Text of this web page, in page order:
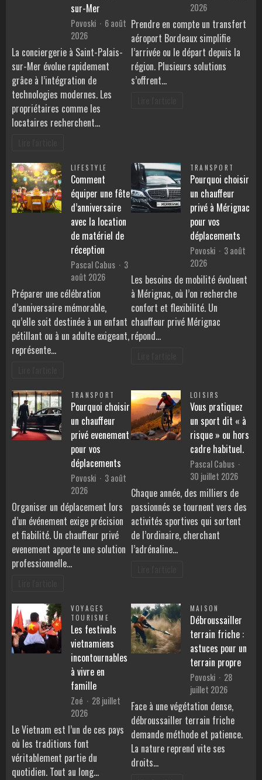
sur-Mer
Povoski
6 août
2026
La conciergerie à Saint-Palais-
sur-Mer évolue rapidement
grâce à l’intégration de
technologies modernes. Les
propriétaires comme les
locataires recherchent…
2026
Prendre en compte un transfert
aéroport Bordeaux simplifie
l’arrivée ou le départ depuis la
région. Plusieurs solutions
s’offrent…
LIFESTYLE
Comment
équiper une fête
d’anniversaire
avec la location
de matériel de
réception
Pascal Cabus
3
août 2026
Préparer une célébration
d’anniversaire mémorable,
qu’elle soit destinée à un enfant
pétillant ou à un adulte exigeant,
représente…
TRANSPORT
Pourquoi choisir
un chauffeur
privé à Mérignac
pour vos
déplacements
Povoski
3 août
2026
Les besoins de mobilité évoluent
à Mérignac, où l’on recherche
confort et flexibilité. Un
chauffeur privé Mérignac
répond…
TRANSPORT
Pourquoi choisir
un chauffeur
privé evenement
pour vos
déplacements
Povoski
3 août
2026
Organiser un déplacement lors
d’un événement exige précision
et fiabilité. Un chauffeur privé
evenement apporte une solution
professionnelle…
LOISIRS
Vous pratiquez
un sport dit « à
risque » ou hors
cadre habituel.
Pascal Cabus
30 juillet 2026
Chaque année, des milliers de
passionnés se tournent vers des
activités sportives qui sortent
de l’ordinaire, cherchant
l’adrénaline…
VOYAGES
TOURISME
Les festivals
vietnamiens
incontournables
à vivre en
famille
Zoé
28 juillet
2026
Le Vietnam est l’un de ces pays
où les traditions font
véritablement partie du
quotidien. Tout au long…
MAISON
Débroussailler
terrain friche :
astuces pour un
terrain propre
Povoski
28
juillet 2026
Face à une végétation dense,
débroussailler terrain friche
demande méthode et patience.
La nature reprend vite ses
droits…